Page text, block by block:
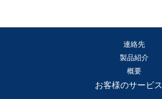
連絡先
製品紹介
概要
お客様のサービス